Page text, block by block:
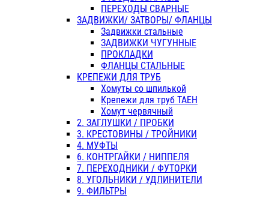
ПЕРЕХОДЫ СВАРНЫЕ
ЗАДВИЖКИ/ ЗАТВОРЫ/ ФЛАНЦЫ
Задвижки стальные
ЗАДВИЖКИ ЧУГУННЫЕ
ПРОКЛАДКИ
ФЛАНЦЫ СТАЛЬНЫЕ
КРЕПЕЖИ ДЛЯ ТРУБ
Хомуты со шпилькой
Крепежи для труб ТАЕН
Хомут червячный
2. ЗАГЛУШКИ / ПРОБКИ
3. КРЕСТОВИНЫ / ТРОЙНИКИ
4. МУФТЫ
6. КОНТРГАЙКИ / НИППЕЛЯ
7. ПЕРЕХОДНИКИ / ФУТОРКИ
8. УГОЛЬНИКИ / УДЛИНИТЕЛИ
9. ФИЛЬТРЫ